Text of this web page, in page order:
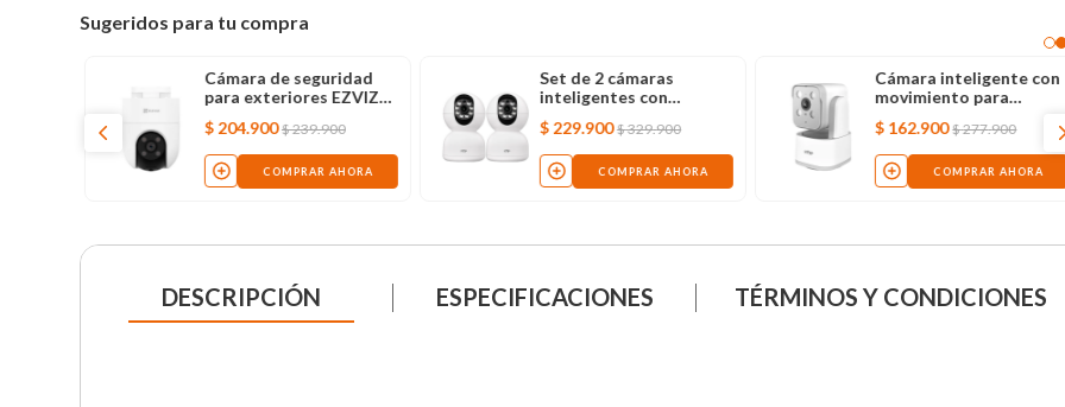
Sugeridos para tu compra
Cámara de seguridad
para exteriores EZVIZ
H8C 2K con movimiento
$ 204.900 $239.900
COMPRAR AHORA
Set de 2 cámaras
inteligentes con
movimiento VTA+ Dusk
2K
$ 229.900 $329.900
COMPRAR AHORA
Cámara inteligente con
movimiento para
interior VTA+ PRIMUS II
3K
$ 162.900 $277.900
COMPRAR AHORA
DESCRIPCIÓN ESPECIFICACIONES TÉRMINOS Y CONDICIONES